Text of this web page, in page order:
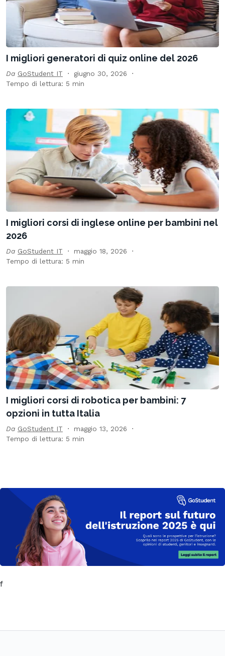
I migliori generatori di quiz online del 2026
Da GoStudent IT
giugno 30, 2026
Tempo di lettura: 5 min
I migliori corsi di inglese online per bambini nel
2026
Da GoStudent IT
maggio 18, 2026
Tempo di lettura: 5 min
I migliori corsi di robotica per bambini: 7
opzioni in tutta Italia
Da GoStudent IT
maggio 13, 2026
Tempo di lettura: 5 min
f